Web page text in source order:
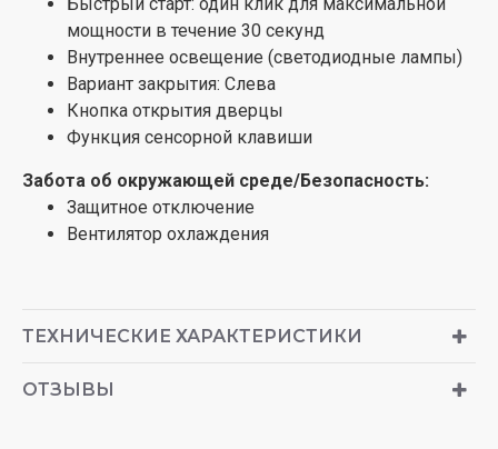
мощности в течение 30 секунд
Внутреннее освещение (светодиодные лампы)
Вариант закрытия: Слева
Кнопка открытия дверцы
Функция сенсорной клавиши
Забота об окружающей среде/Безопасность:
Защитное отключение
Вентилятор охлаждения
ТЕХНИЧЕСКИЕ ХАРАКТЕРИСТИКИ
ОТЗЫВЫ